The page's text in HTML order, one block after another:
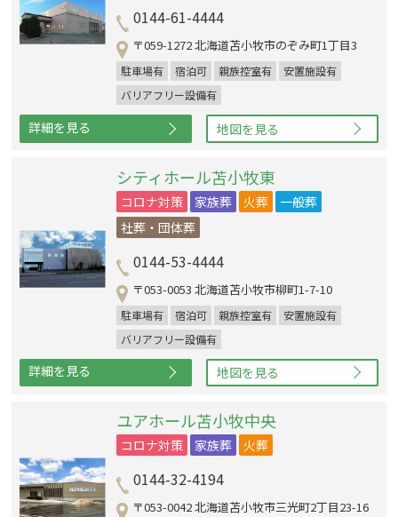
0144-61-4444
〒059-1272 北海道苫小牧市のぞみ町1丁目3
駐車場有 宿泊可 親族控室有
安置施設有
バリアフリー設備有
詳細を見る 地図を見る
シティホール苫小牧東
コロナ対策 家族葬 火葬
一般葬
社葬・団体葬
0144-53-4444
〒053-0053 北海道苫小牧市柳町1-7-10
駐車場有 宿泊可 親族控室有
安置施設有
バリアフリー設備有
詳細を見る 地図を見る
ユアホール苫小牧中央
コロナ対策 家族葬 火葬
0144-32-4194
〒053-0042 北海道苫小牧市三光町2丁目23-16